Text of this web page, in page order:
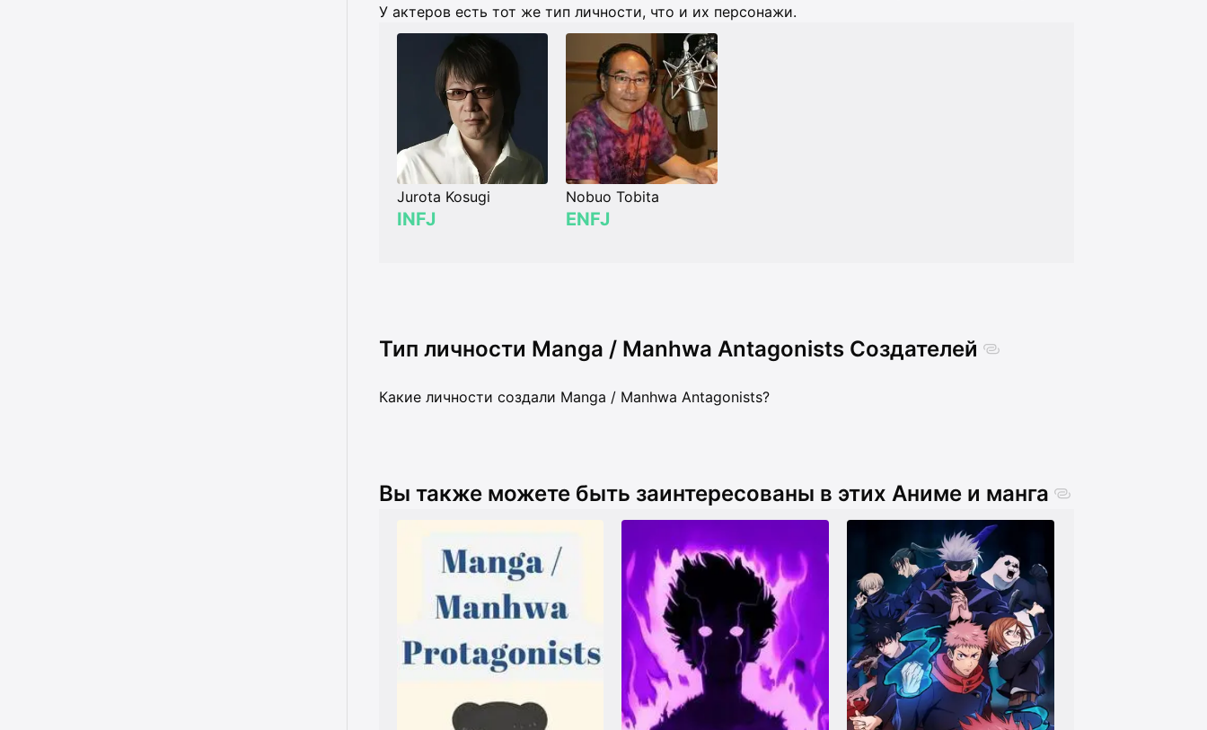
У актеров есть тот же тип личности, что и их персонажи.
Jurota Kosugi
INFJ
Nobuo Tobita
ENFJ
Тип личности Manga / Manhwa Antagonists Создателей
Какие личности создали Manga / Manhwa Antagonists?
Вы также можете быть заинтересованы в этих Аниме и манга